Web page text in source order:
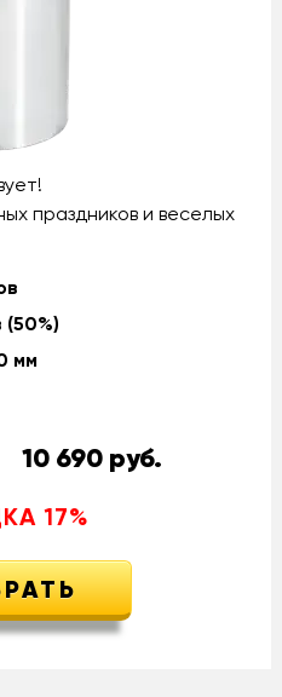
праздников и веселых
мм
10 690руб.
17%